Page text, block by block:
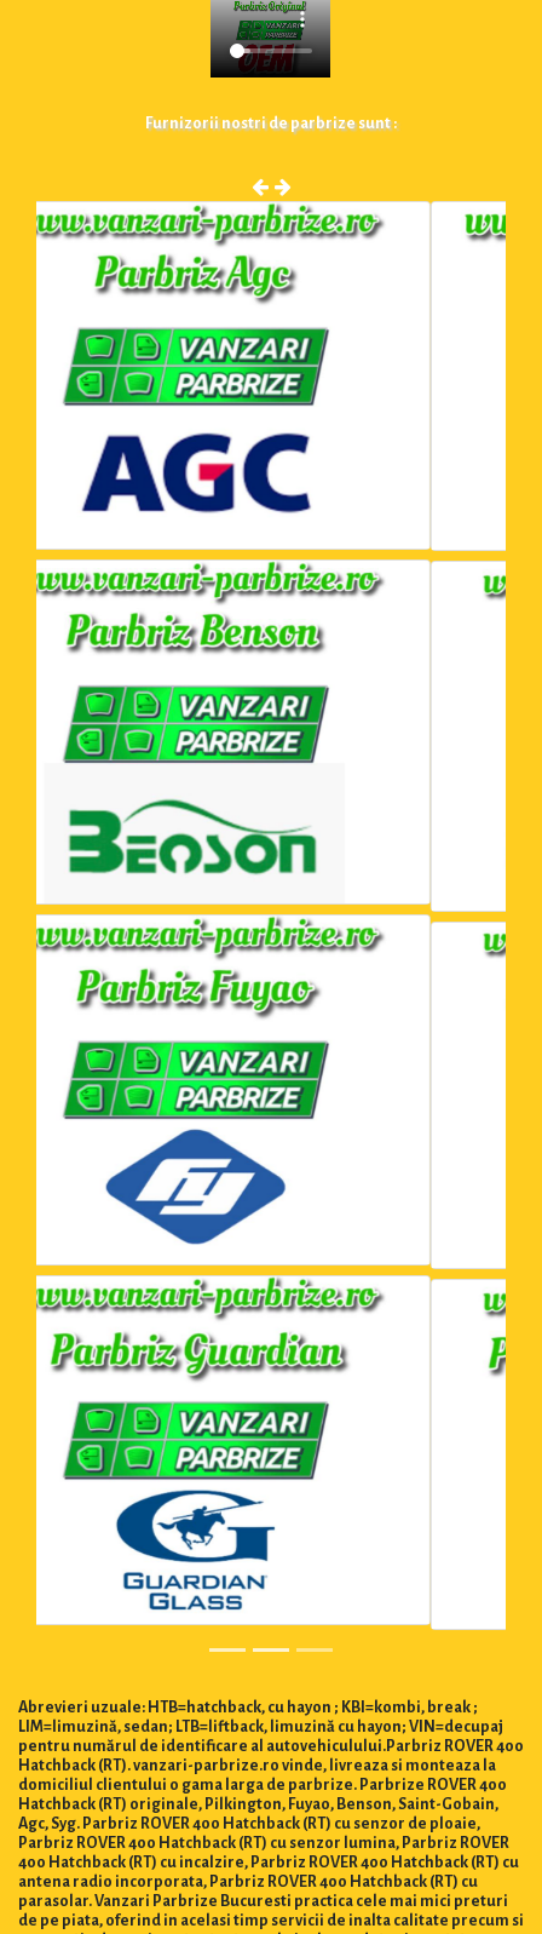
Furnizorii nostri de parbrize sunt :
Abrevieri uzuale: HTB=hatchback, cu hayon ; KBI=kombi, break ;
LIM=limuzină, sedan; LTB=liftback, limuzină cu hayon; VIN=decupaj
pentru numărul de identificare al autovehiculului.Parbriz ROVER 400
Hatchback (RT). vanzari-parbrize.ro vinde, livreaza si monteaza la
domiciliul clientului o gama larga de parbrize. Parbrize ROVER 400
Hatchback (RT) originale, Pilkington, Fuyao, Benson, Saint-Gobain,
Agc, Syg. Parbriz ROVER 400 Hatchback (RT) cu senzor de ploaie,
Parbriz ROVER 400 Hatchback (RT) cu senzor lumina, Parbriz ROVER
400 Hatchback (RT) cu incalzire, Parbriz ROVER 400 Hatchback (RT) cu
antena radio incorporata, Parbriz ROVER 400 Hatchback (RT) cu
parasolar. Vanzari Parbrize Bucuresti practica cele mai mici preturi
de pe piata, oferind in acelasi timp servicii de inalta calitate precum si